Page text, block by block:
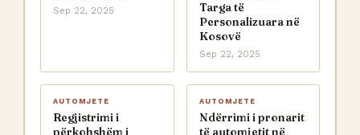
Sep 22, 2025
Targa të
Personalizuara në
Kosovë
Sep 22, 2025
AUTOMJETE
Regjistrimi i
përkohshëm i
AUTOMJETE
Ndërrimi i pronarit
të automjetit në